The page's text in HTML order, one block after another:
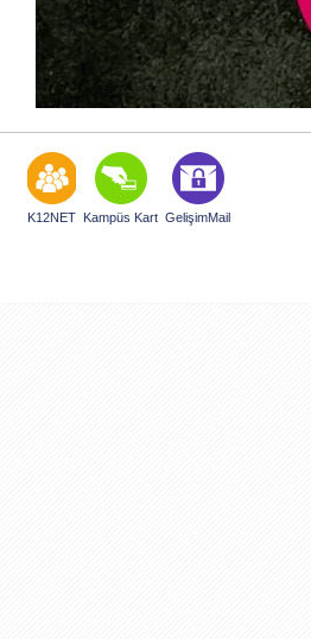
K12NET Kampüs Kart GelişimMail